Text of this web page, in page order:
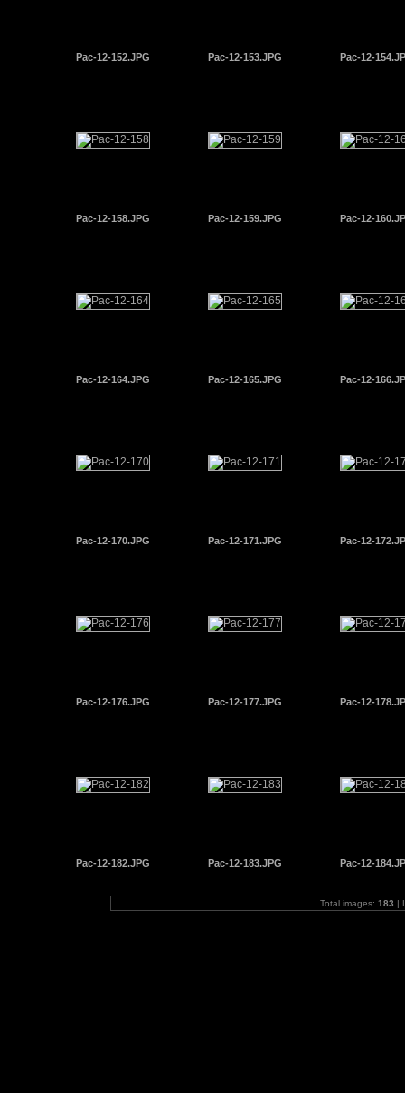
Pac-12-152.JPG Pac-12-153.JPG Pac-12-
Pac-12-158.JPG Pac-12-159.JPG Pac-12-
Pac-12-164.JPG Pac-12-165.JPG Pac-12-
Pac-12-170.JPG Pac-12-171.JPG Pac-12-
Pac-12-176.JPG Pac-12-177.JPG Pac-12-
Pac-12-182.JPG Pac-12-183.JPG Pac-12-
Total images: 183 |